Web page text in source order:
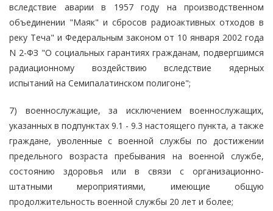
вследствие аварии в 1957 году на производственном
объединении "Маяк" и сбросов радиоактивных отходов в
реку Теча" и Федеральным законом от 10 января 2002 года
N 2-ФЗ "О социальных гарантиях гражданам, подвергшимся
радиационному воздействию вследствие ядерных
испытаний на Семипалатинском полигоне";
7) военнослужащие, за исключением военнослужащих,
указанных в подпунктах 9.1 - 9.3 настоящего пункта, а также
граждане, уволенные с военной службы по достижении
предельного возраста пребывания на военной службе,
состоянию здоровья или в связи с организационно-
штатными мероприятиями, имеющие общую
продолжительность военной службы 20 лет и более;